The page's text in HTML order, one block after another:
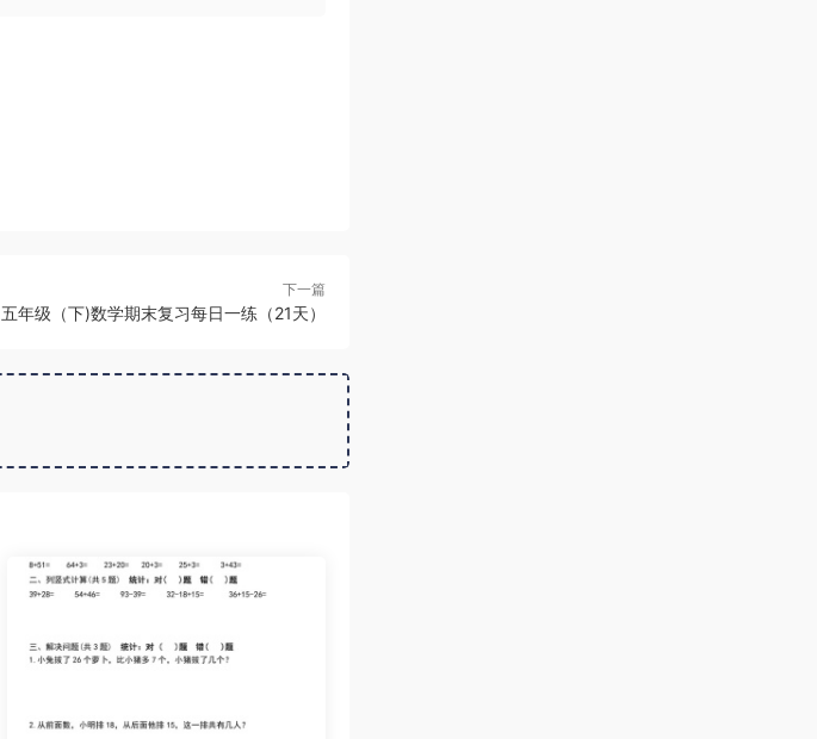
下一篇
五年级（下)数学期末复习每日一练（21天）